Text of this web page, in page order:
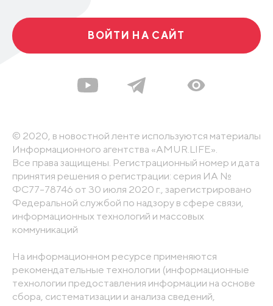
ВОЙТИ НА САЙТ
© 2020, в новостной ленте используются материалы
Информационного агентства «AMUR.LIFE».
Все права защищены. Регистрационный номер и дата
принятия решения о регистрации: серия ИА №
ФС77-78746 от 30 июля 2020 г., зарегистрировано
Федеральной службой по надзору в сфере связи,
информационных технологий и массовых
коммуникаций
На информационном ресурсе применяются
рекомендательные технологии (информационные
технологии предоставления информации на основе
сбора, систематизации и анализа сведений,